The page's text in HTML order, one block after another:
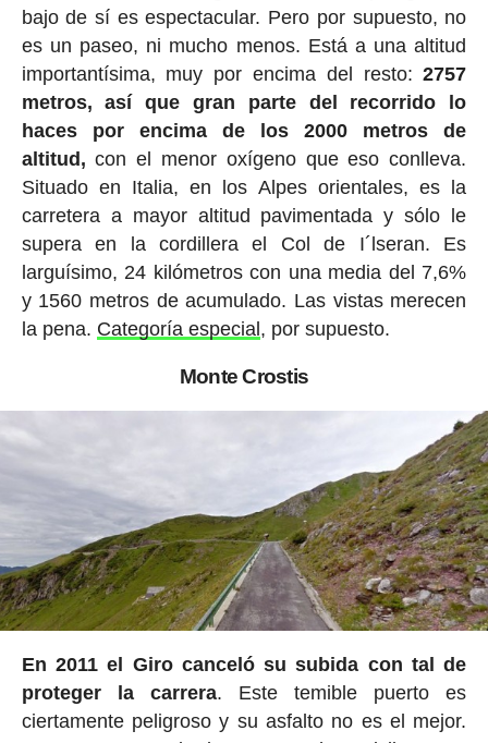
bajo de sí es espectacular. Pero por supuesto, no
es un paseo, ni mucho menos. Está a una altitud
importantísima, muy por encima del resto:2757
metros, así que gran parte del recorrido lo
haces por encima de los 2000 metros de
altitud, con el menor oxígeno que eso conlleva.
Situado en Italia, en los Alpes orientales, es la
carretera a mayor altitud pavimentada y sólo le
supera en la cordillera el Col de I´lseran. Es
larguísimo, 24 kilómetros con una media del 7,6%
y 1560 metros de acumulado. Las vistas merecen
la pena. Categoría especial , por supuesto.
Monte Crostis
En 2011 el Giro canceló su subida con tal de
proteger la carrera. Este temible puerto es
ciertamente peligroso y su asfalto no es el mejor.